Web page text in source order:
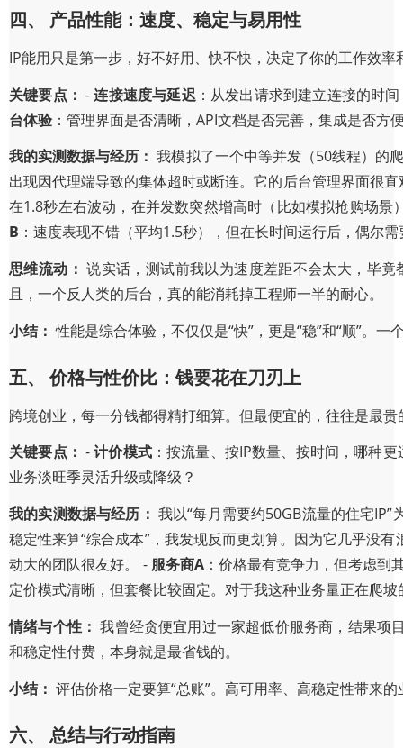
四、 产品性能：速度、稳定与易用性
IP能用只是第一步，好不好用、快不快，决定了你的工作效率
关键要点： -连接速度与延迟：从发出请求到建立连接的时
台体验 ：管理界面是否清晰，API文档是否完善，集成是否方
我的实测数据与经历： 我模拟了一个中等并发（50线程）的
出现因代理端导致的集体超时或断连。它的后台管理界面很
在1.8秒左右波动，在并发数突然增高时（比如模拟抢购场
B ：速度表现不错（平均1.5秒），但在长时间运行后，偶尔
思维流动： 说实话，测试前我以为速度差距不会太大，毕
且，一个反人类的后台，真的能消耗掉工程师一半的耐心。
小结： 性能是综合体验，不仅仅是“快”，更是“稳”和“顺”。
五、 价格与性价比：钱要花在刀刃上
跨境创业，每一分钱都得精打细算。但最便宜的，往往是最贵
关键要点： -计价模式：按流量、按IP数量、按时间，哪种
业务淡旺季灵活升级或降级？
我的实测数据与经历： 我以“每月需要约50GB流量的住宅
稳定性来算“综合成本”，我发现反而更划算。因为它几乎没
动大的团队很友好。 - 服务商A：价格最有竞争力，但考虑到
定价模式清晰，但套餐比较固定。对于我这种业务量正在爬
情绪与个性： 我曾经贪便宜用过一家超低价服务商，结果项
和稳定性付费，本身就是最省钱的。
小结： 评估价格一定要算“总账”。高可用率、高稳定性带来
六、 总结与行动指南